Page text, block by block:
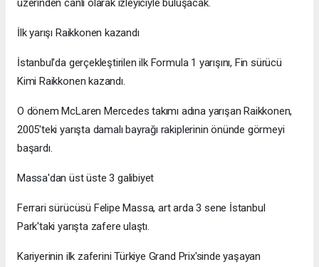
üzerinden canlı olarak izleyiciyle buluşacak.
İlk yarışı Raikkonen kazandı
İstanbul'da gerçekleştirilen ilk Formula 1 yarışını, Fin sürücü
Kimi Raikkonen kazandı.
O dönem McLaren Mercedes takımı adına yarışan Raikkonen,
2005'teki yarışta damalı bayrağı rakiplerinin önünde görmeyi
başardı.
Massa'dan üst üste 3 galibiyet
Ferrari sürücüsü Felipe Massa, art arda 3 sene İstanbul
Park'taki yarışta zafere ulaştı.
Kariyerinin ilk zaferini Türkiye Grand Prix'sinde yaşayan